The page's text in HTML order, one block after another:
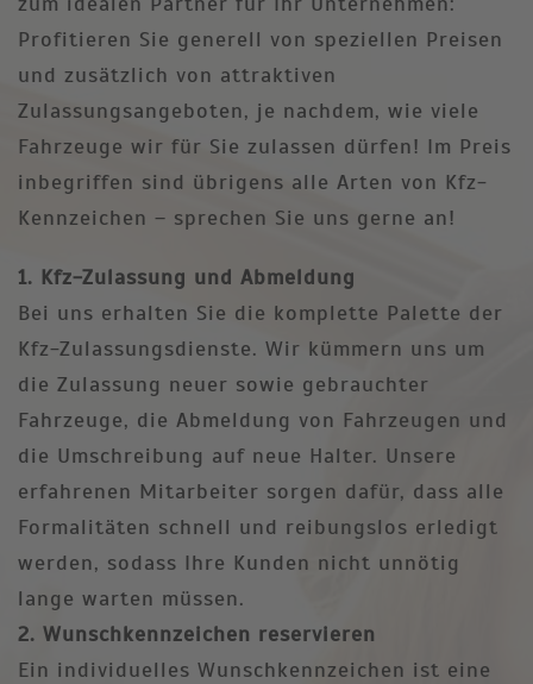
Profitieren Sie generell von speziellen Preisen
und zusätzlich von attraktiven
Zulassungsangeboten, je nachdem, wie viele
Fahrzeuge wir für Sie zulassen dürfen! Im Preis
inbegriffen sind übrigens alle Arten von Kfz-
Kennzeichen – sprechen Sie uns gerne an!
1. Kfz-Zulassung und Abmeldung
Bei uns erhalten Sie die komplette Palette der
Kfz-Zulassungsdienste. Wir kümmern uns um
die Zulassung neuer sowie gebrauchter
Fahrzeuge, die Abmeldung von Fahrzeugen und
die Umschreibung auf neue Halter. Unsere
erfahrenen Mitarbeiter sorgen dafür, dass alle
Formalitäten schnell und reibungslos erledigt
werden, sodass Ihre Kunden nicht unnötig
lange warten müssen.
2. Wunschkennzeichen reservieren
Ein individuelles Wunschkennzeichen ist eine